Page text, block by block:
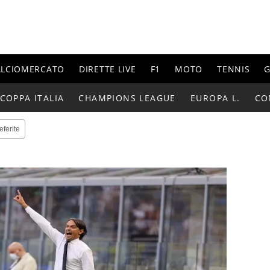
DIRETTE LIVE F1 MOTO TENNIS
COPPA ITALIA CHAMPIONS LEAGUE EUROPA L.